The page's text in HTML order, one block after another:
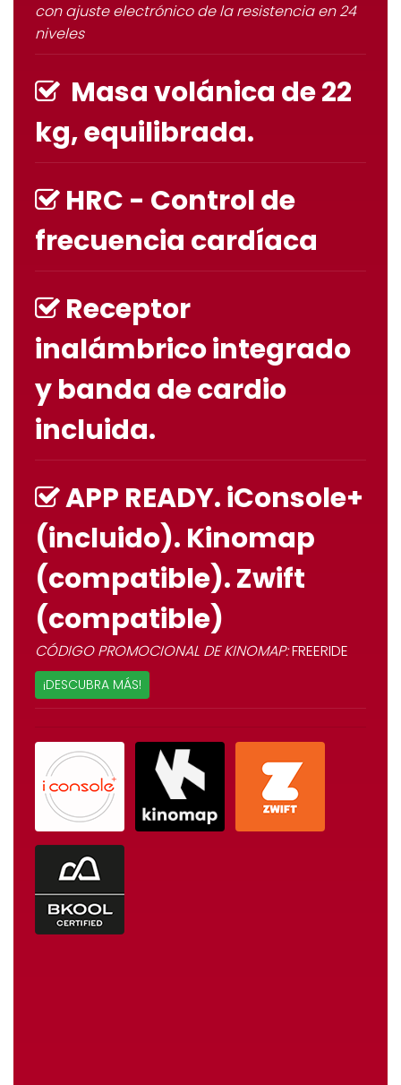
con ajuste electrónico de la resistencia en 24
niveles
Masa volánica de 22
kg, equilibrada.
HRC - Control de
frecuencia cardíaca
Receptor
inalámbrico integrado
y banda de cardio
incluida.
APP READY. iConsole+
(incluido). Kinomap
(compatible). Zwift
(compatible)
CÓDIGO PROMOCIONAL DE KINOMAP:FREERIDE
¡DESCUBRA MÁS!